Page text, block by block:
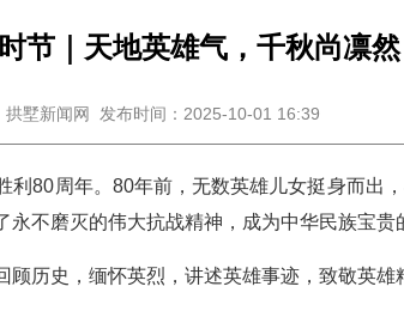
节｜天地英雄气，千秋尚凛然
拱墅新闻网 发布时间：2025-10-01 16:39
利80周年。80年前，无数英雄儿女挺身而出
不磨灭的伟大抗战精神，成为中华民族宝贵
历史，缅怀英烈，讲述英雄事迹，致敬英雄